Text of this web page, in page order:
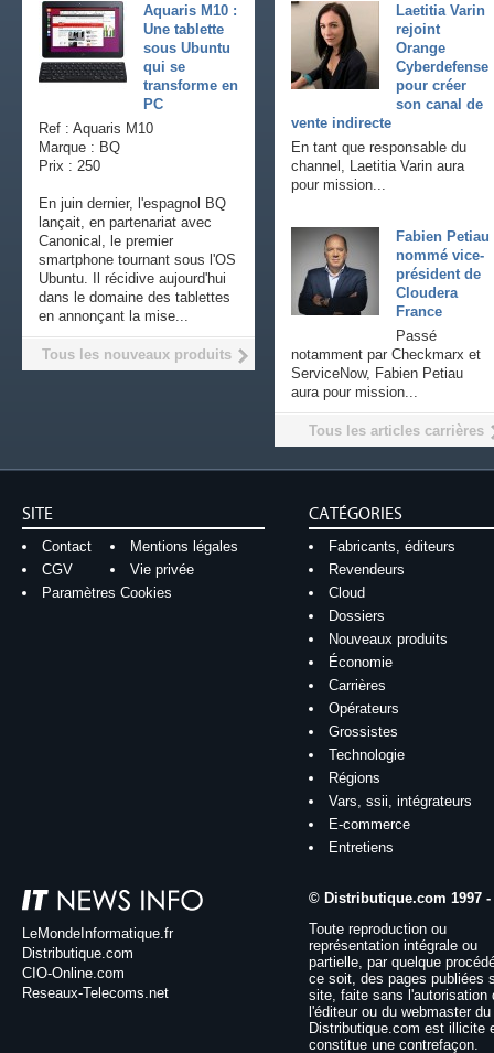
Laetitia Varin
rejoint
Orange
Cyberdefense
pour créer
son canal de
vente indirecte
En tant que responsable du
channel, Laetitia Varin aura
pour mission...
Fabien Petiau
nommé vice-
président de
Cloudera
France
Passé
notamment par Checkmarx et
ServiceNow, Fabien Petiau
aura pour mission...
Tous les articles carrières
Aquaris M10 :
Une tablette
sous Ubuntu
qui se
transforme en
PC
Ref : Aquaris M10
Marque : BQ
Prix : 250
En juin dernier, l'espagnol BQ
lançait, en partenariat avec
Canonical, le premier
smartphone tournant sous l'OS
Ubuntu. Il récidive aujourd'hui
dans le domaine des tablettes
en annonçant la mise...
Tous les nouveaux produits
SITE
Contact
Mentions légales
CGV
Vie privée
Paramètres Cookies
CATÉGORIES
Fabricants, éditeurs
Revendeurs
Cloud
Dossiers
Nouveaux produits
Économie
Carrières
Opérateurs
Grossistes
Technologie
Régions
Vars, ssii, intégrateurs
E-commerce
Entretiens
LeMondeInformatique.fr
Distributique.com
CIO-Online.com
Reseaux-Telecoms.net
© Distributique.com 1997 -
Toute reproduction ou
représentation intégrale ou
partielle, par quelque
ce soit, des pages publiées
site, faite sans l'autorisation
l'éditeur ou du webmaster
Distributique.com est illicite
constitue une contrefaçon.